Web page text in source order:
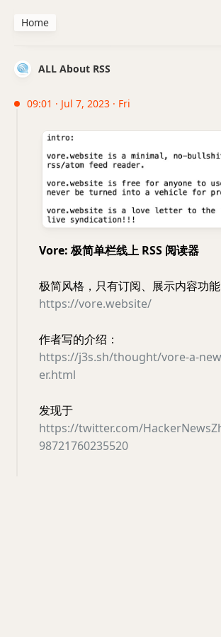
ALL About RSS
09:01 · Jul 7, 2023 · Fri
Vore: 极简单栏线上 RSS 阅读器
极简风格，只有订阅、展示内容功能
https://vore.website/
作者写的介绍：
https://j3s.sh/thought/vore-a-
er.html
发现于
https://twitter.com/
98721760235520
Home